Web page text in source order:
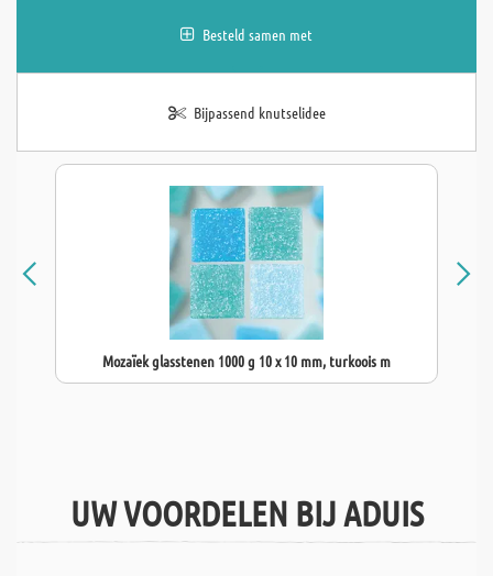
Besteld samen met
Bijpassend knutselidee
Mozaïek glasstenen 1000 g 10 x 10 mm, turkoois m
UW VOORDELEN BIJ ADUIS